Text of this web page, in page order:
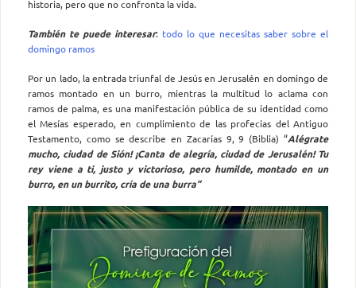
historia, pero que no confronta la vida.
También te puede interesar: todo lo que necesitas saber sobre el
domingo ramos
Por un lado, la entrada triunfal de Jesús en Jerusalén en domingo de
ramos montado en un burro, mientras la multitud lo aclama con
ramos de palma, es una manifestación pública de su identidad como
el Mesías esperado, en cumplimiento de las profecías del Antiguo
Testamento, como se describe en Zacarías 9, 9 (Biblia) “Alégrate
mucho, ciudad de Sión! ¡Canta de alegría, ciudad de Jerusalén! Tu
rey viene a ti, justo y victorioso, pero humilde, montado en un
burro, en un burrito, cría de una burra”